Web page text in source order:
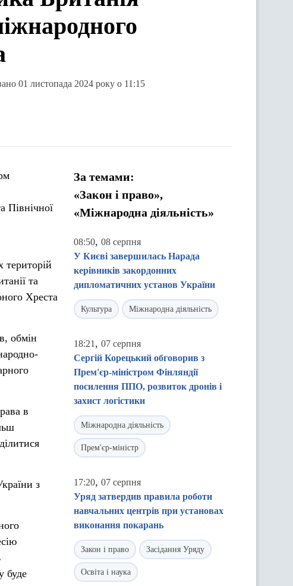
01 листопада 2024 року о 11:15
Північної
територій
та
Хреста
обмін
в
з
буде
За темами:
«Закон і право»,
«Міжнародна діяльність»
08:50, 08 серпня
У Києві завершилась Нарада
керівників закордонних
дипломатичних установ України
Культура Міжнародна діяльність
18:21 , 07 серпня
Сергій Корецький обговорив з
Прем'єр-міністром Фінляндії
посилення ППО, розвиток дронів і
захист логістики
Міжнародна діяльність
Прем'єр-міністр
17:20, 07 серпня
Уряд затвердив правила роботи
навчальних центрів при установах
виконання покарань
Закон і право Засідання Уряду
Освіта і наука